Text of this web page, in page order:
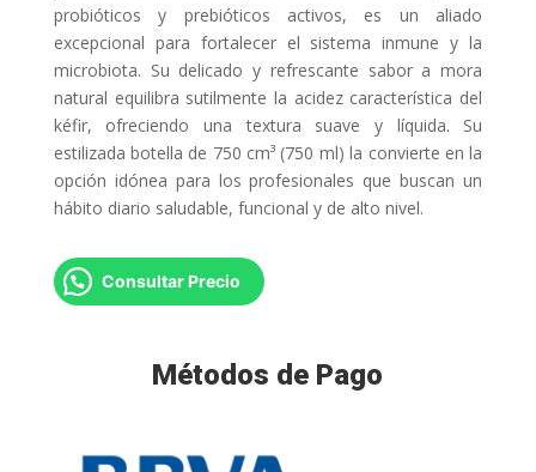
probióticos y prebióticos activos, es un aliado
excepcional para fortalecer el sistema inmune y la
microbiota. Su delicado y refrescante sabor a mora
natural equilibra sutilmente la acidez característica del
kéfir, ofreciendo una textura suave y líquida. Su
estilizada botella de 750 cm³ (750 ml) la convierte en la
opción idónea para los profesionales que buscan un
hábito diario saludable, funcional y de alto nivel.
Consultar Precio
Métodos de Pago